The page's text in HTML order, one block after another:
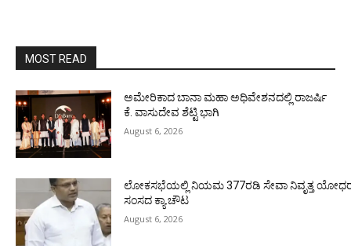
MOST READ
ಅಮೇರಿಕಾದ ಬಾನಾ ಮಹಾ ಅಧಿವೇಶನದಲ್ಲಿ ರಾಜರ್ಷಿ
ಕೆ. ವಾಸುದೇವ ಶೆಟ್ಟಿ ಭಾಗಿ
August 6, 2026
ಲೋಕಸಭೆಯಲ್ಲಿ ನಿಯಮ 377ರಡಿ ಸೇವಾ ನಿವೃತ್ತ
ಸಂಸದ ಕ್ಯಾ.ಚೌಟ
August 6, 2026